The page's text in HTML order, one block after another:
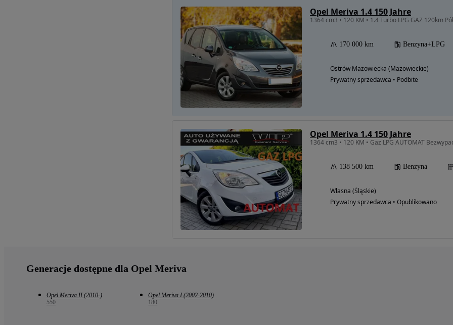
Opel Meriva 1.4 150 Jahre
170 000 km Benzyna+LPG
Ostrów Mazowiecka (Mazowieckie)
Prywatny sprzedawca • Podbite
Opel Meriva 1.4 150 Jahre
138 500 km Benzyna
Własna (Śląskie)
Prywatny sprzedawca • Opublikowano
Generacje dostępne dla Opel Meriva
Opel Meriva II (2010-)
550
Opel Meriva I (2002-2010)
180